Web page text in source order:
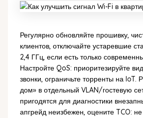
Регулярно обновляйте прошивку,
клиентов, отключайте устаревшие
2,4 ГГц, если есть только
Настройте QoS: приоритезируйте
звонки, ограничьте торренты на IoT.
дом» в отдельный VLAN/гостевую
пригодятся для диагностики
апгрейд неизбежен, оцените TCO: не